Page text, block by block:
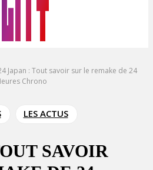
Japan : Tout savoir sur le remake de 24
Chrono
LES ACTUS
SAVOIR